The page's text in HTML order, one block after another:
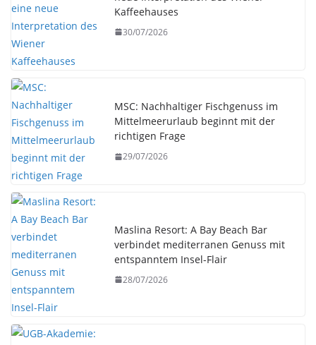
Kaffeehauses
30/07/2026
MSC: Nachhaltiger Fischgenuss im
Mittelmeerurlaub beginnt mit der
richtigen Frage
29/07/2026
Maslina Resort: A Bay Beach Bar
verbindet mediterranen Genuss mit
entspanntem Insel-Flair
28/07/2026